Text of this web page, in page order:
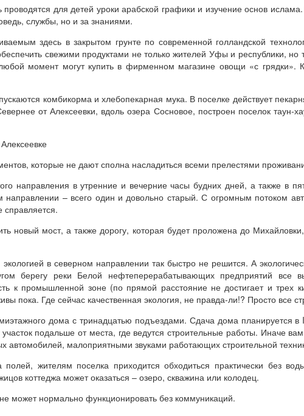
для детей уроки арабской графики и изучение основ
службы, но и за знаниями.
здесь в закрытом грунте по современной голландской
свежими продуктами не только жителей Уфы и республики, но
момент могут купить в фирменном магазине овощи «с грядки».
комбикорма и хлебопекарная мука. В поселке действует
от Алексеевки, вдоль озера Сосновое, построен поселок таун-
которые не дают сполна насладиться всеми прелестями
направления в утренние и вечерние часы будних дней, а также в
– всего один и довольно старый. С огромным потоком
новый мост, а также дорогу, которая будет проложена до
в северном направлении так быстро не решится. А
берегу реки Белой нефтеперерабатывающих предприятий все
к промышленной зоне (по прямой расстояние не достигает и трех
пока. Где сейчас качественная экология, не правда-ли!? Просто все
дома с тринадцатью подъездами. Сдача дома планируется в
подальше от места, где ведутся строительные работы. Иначе вам
малоприятными звуками работающих строительной
жителям поселка приходится обходиться практически без
коттеджа может оказаться – озеро, скважина или колодец.
может нормально функционировать без коммуникаций.